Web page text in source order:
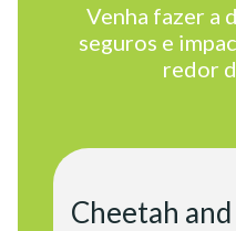
Venha fazer a
seguros e
redor
Cheetah